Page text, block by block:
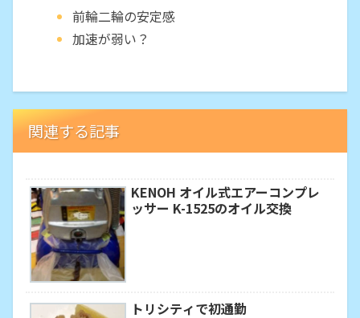
前輪二輪の安定感
加速が弱い？
関連する記事
KENOH オイル式エアーコンプレ
ッサー K-1525のオイル交換
トリシティで初通勤